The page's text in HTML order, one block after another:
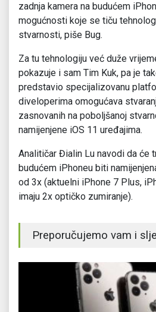
zadnja kamera na budućem
mogućnosti koje se tiču
stvarnosti, piše Bug.
Za tu tehnologiju već duže
pokazuje i sam Tim Kuk, pa je
predstavio specijalizovanu
diveloperima omogućava
zasnovanih na poboljšanoj
namijenjene iOS 11 uređajima.
Analitičar Đialin Lu navodi da će
budućem iPhoneu biti
od 3x (aktuelni iPhone 7 Plus,
imaju 2x optičko zumiranje).
Preporučujemo vam i